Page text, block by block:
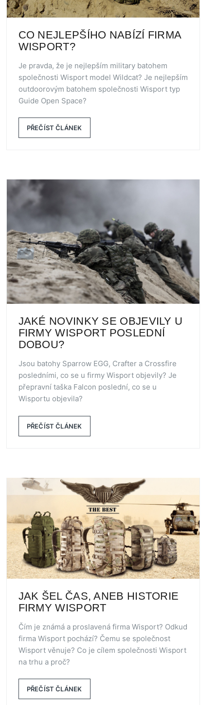
CO NEJLEPŠÍHO NABÍZÍ FIRMA
WISPORT?
Je pravda, že je nejlepším military batohem
společnosti Wisport model Wildcat? Je nejlepším
outdoorovým batohem společnosti Wisport typ
Guide Open Space?
PŘEČÍST ČLÁNEK
JAKÉ NOVINKY SE OBJEVILY U
FIRMY WISPORT POSLEDNÍ
DOBOU?
Jsou batohy Sparrow EGG, Crafter a Crossfire
posledními, co se u firmy Wisport objevily? Je
přepravní taška Falcon poslední, co se u
Wisportu objevila?
PŘEČÍST ČLÁNEK
JAK ŠEL ČAS, ANEB HISTORIE
FIRMY WISPORT
Čím je známá a proslavená firma Wisport? Odkud
firma Wisport pochází? Čemu se společnost
Wisport věnuje? Co je cílem společnosti Wisport
na trhu a proč?
PŘEČÍST ČLÁNEK